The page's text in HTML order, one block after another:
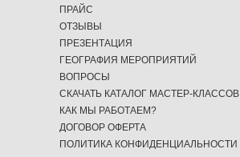
ПРАЙС
ОТЗЫВЫ
ПРЕЗЕНТАЦИЯ
ГЕОГРАФИЯ МЕРОПРИЯТИЙ
ВОПРОСЫ
СКАЧАТЬ КАТАЛОГ МАСТЕР-КЛАССОВ
КАК МЫ РАБОТАЕМ?
ДОГОВОР ОФЕРТА
ПОЛИТИКА КОНФИДЕНЦИАЛЬНОСТИ